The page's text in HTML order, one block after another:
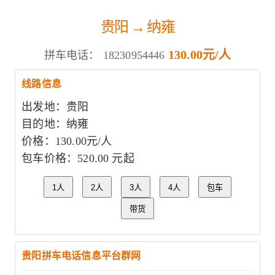
贵阳 → 纳雍
拼车电话： 18230954446 130.00元/人
线路信息
出发地：贵阳
目的地：纳雍
价格：130.00元/人
包车价格：520.00 元起
1人 2人 3人 4人 包车
带货
贵阳拼车电话信息平台群网